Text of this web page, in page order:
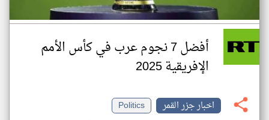
أفضل 7 نجوم عرب في كأس الأمم
الإفريقية 2025
اخبار جزر القمر
Politics